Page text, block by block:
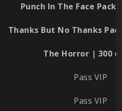
Punch In The Face Pack
Thanks But No Thanks
The Horror | 300
Pass VIP
Pass VIP